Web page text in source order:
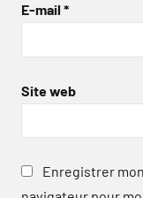
E-mail *
Site web
Enregistrer